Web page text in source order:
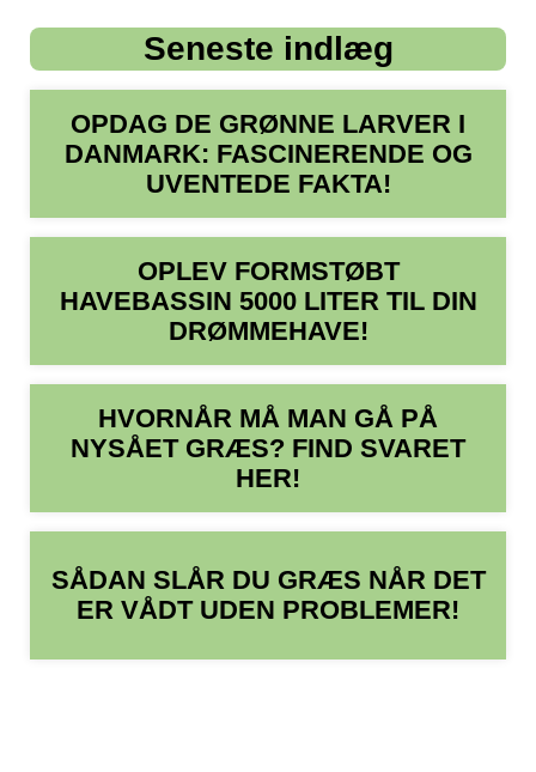
Seneste indlæg
OPDAG DE GRØNNE LARVER I
DANMARK: FASCINERENDE OG
UVENTEDE FAKTA!
OPLEV FORMSTØBT
HAVEBASSIN 5000 LITER TIL DIN
DRØMMEHAVE!
HVORNÅR MÅ MAN GÅ PÅ
NYSÅET GRÆS? FIND SVARET
HER!
SÅDAN SLÅR DU GRÆS NÅR DET
ER VÅDT UDEN PROBLEMER!